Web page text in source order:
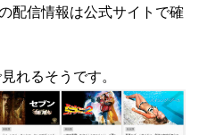
配信情報は公式サイトで確
れるそうです。